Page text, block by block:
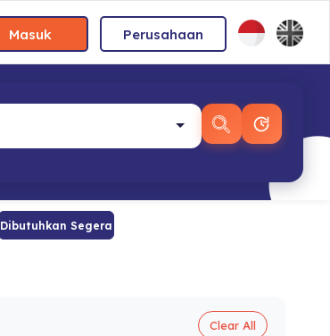
Masuk Perusahaan
Dibutuhkan Segera
Clear All